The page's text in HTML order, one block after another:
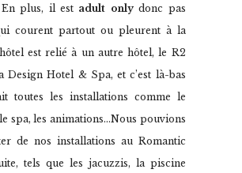
En plus, il est adult onlydonc pas
courent partout ou pleurent à la
est relié à un autre hôtel, le R2
Design Hotel & Spa, et c’est là-bas
toutes les installations comme le
spa, les animations…Nous pouvions
de nos installations au Romantic
tels que les jacuzzis, la piscine